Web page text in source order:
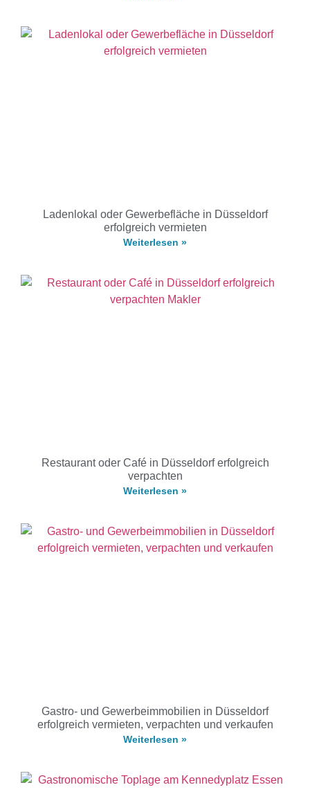
Ladenlokal oder Gewerbefläche in Düsseldorf
erfolgreich vermieten
Weiterlesen »
Restaurant oder Café in Düsseldorf erfolgreich
verpachten
Weiterlesen »
Gastro- und Gewerbeimmobilien in Düsseldorf
erfolgreich vermieten, verpachten und verkaufen
Weiterlesen »